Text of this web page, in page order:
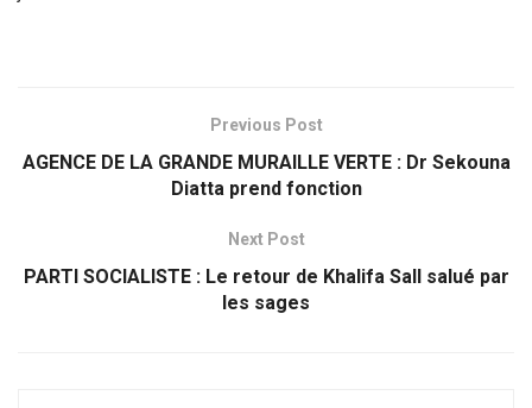
Previous Post
AGENCE DE LA GRANDE MURAILLE VERTE : Dr Sekouna
Diatta prend fonction
Next Post
PARTI SOCIALISTE : Le retour de Khalifa Sall salué par
les sages